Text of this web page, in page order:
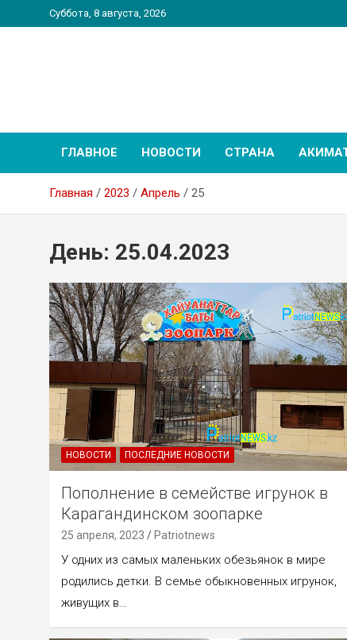
к
Суббота, 8 августа, 2026
ГЛАВНОЕ НОВОСТИ СТРАНА
Главная 2023 Апрель 25
День: 25.04.2023
НОВОСТИ ПОСЛЕДНИЕ НОВОСТИ
Пополнение в семействе игрунок в
Карагандинском зоопарке
25 апреля, 2023 Patriotnews
У одних из самых маленьких обезьянок в мире
родились детки. В семье обыкновенных игрунок,
живущих в…